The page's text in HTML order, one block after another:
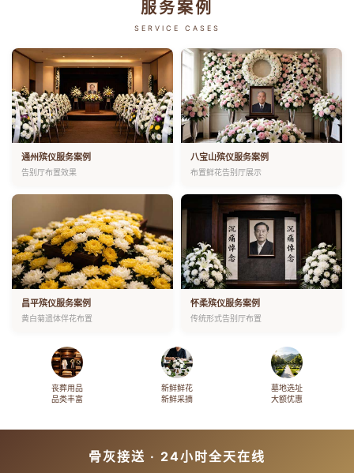
服务案例
SERVICE CASES
通州殡仪服务案例
告别厅布置效果
八宝山殡仪服务案例
布置鲜花告别厅展示
昌平殡仪服务案例
黄白菊遗体伴花布置
怀柔殡仪服务案例
传统形式告别厅布置
丧葬用品
品类丰富
新鲜鲜花
新鲜采摘
墓地选址
大额优惠
骨灰接送 · 24小时全天在线